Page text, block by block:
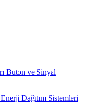
Buton ve Sinyal
Enerji Dağıtım Sistemleri